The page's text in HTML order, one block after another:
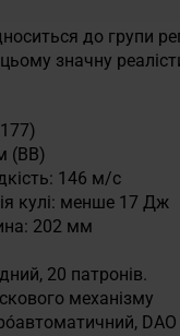
до групи
значну
(ВВ)
146 м/с
кулі: менше 17 Дж
202 мм
20 патронів.
механізму
DAO